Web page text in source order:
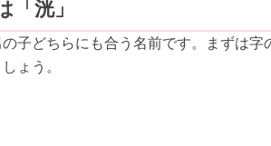
「洸」
子どちらにも合う名前です。まずは字
ょう。